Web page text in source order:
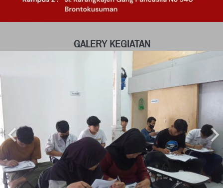
GALERY KEGIATAN